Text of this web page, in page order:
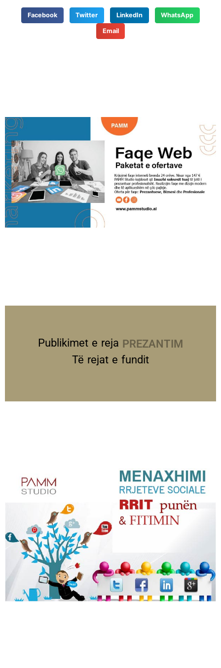
Facebook Twitter LinkedIn WhatsApp
Email
Publikimet e reja PREZANTIME
Të rejat e fundit